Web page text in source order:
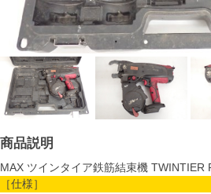
商品説明
MAX ツインタイア鉄筋結束機 TWINTIER
［仕様］